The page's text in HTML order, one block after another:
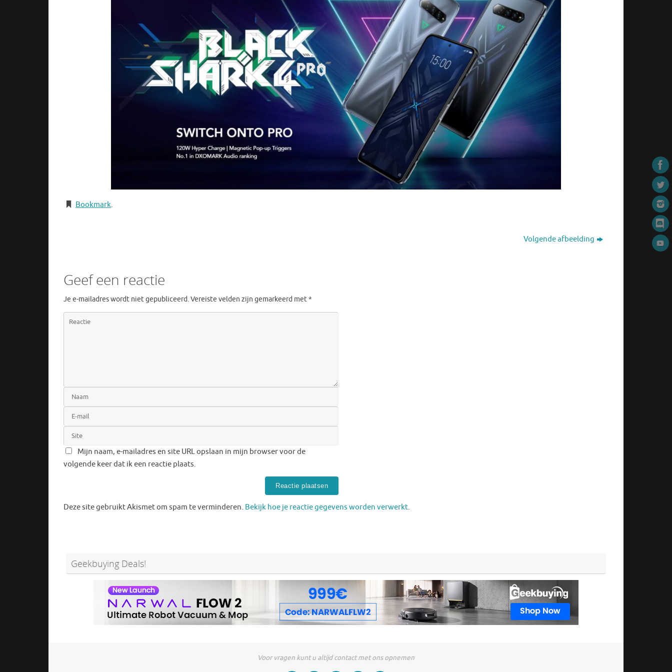
Bookmark.
Volgende afbeelding
Geef een reactie
Je e-mailadres wordt niet gepubliceerd.Vereiste velden zijn gemarkeerd met*
Mijn naam, e-mailadres en site URL opslaan in mijn browser voor de
volgende keer dat ik een reactie plaats.
Deze site gebruikt Akismet om spam te verminderen. Bekijk hoe je reactie gegevens worden verwerkt.
Geekbuying Deals!
Voor vragen kunt u altijd contact met ons opnemen